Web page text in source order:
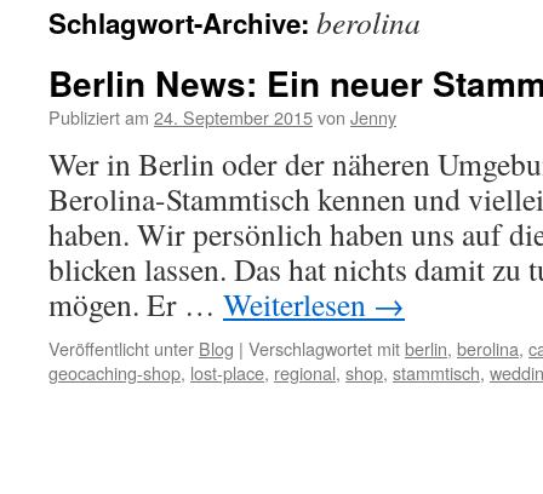
Schlagwort-Archive: berolina
Berlin News: Ein neuer
Publiziert am 24. September 2015von Jenny
Wer in Berlin oder der näheren
Berolina-Stammtisch kennen und
haben. Wir persönlich haben uns auf
blicken lassen. Das hat nichts damit zu
mögen. Er … Weiterlesen →
Veröffentlicht unter Blog | Verschlagwortet mitberlin, berolina,
geocaching-shop, lost-place, regional, shop, stammtisch,